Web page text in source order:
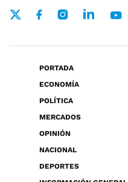
PORTADA
ECONOMÍA
POLÍTICA
MERCADOS
OPINIÓN
NACIONAL
DEPORTES